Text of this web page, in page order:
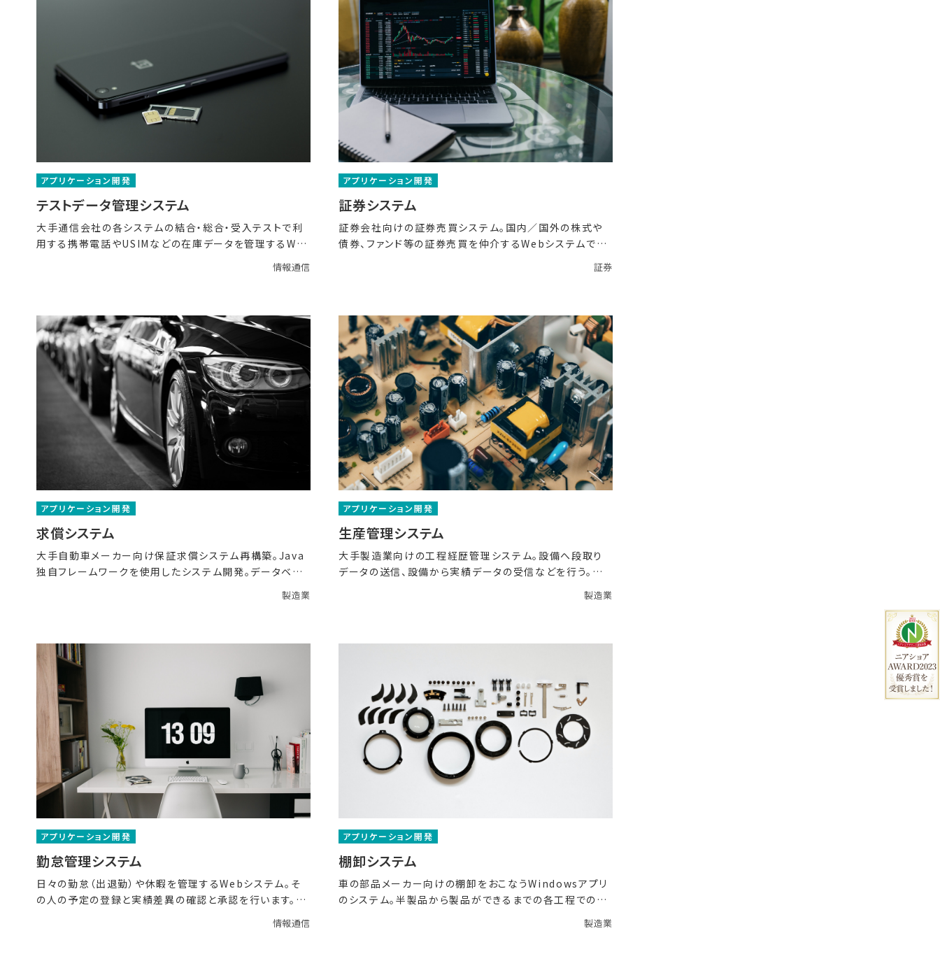
アプリケーション開発
テストデータ管理システム
大手通信会社の各システムの結合・総合・受入テストで利
用する携帯電話やUSIMなどの在庫データを管理するWe
情報通信
アプリケーション開発
証券システム
証券会社向けの証券売買システム。国内／国外の株式や
債券、ファンド等の証券売買を仲介するWebシステムです。
証券
アプリケーション開発
求償システム
大手自動車メーカー向け保証求償システム再構築。Java
独自フレームワークを使用したシステム開発。データベー
製造業
アプリケーション開発
生産管理システム
大手製造業向けの工程経歴管理システム。設備へ段取り
データの送信、設備から実績データの受信などを行う。シ
製造業
アプリケーション開発
勤怠管理システム
日々の勤怠（出退勤）や休暇を管理するWebシステム。そ
の人の予定の登録と実績差異の確認と承認を行います。ま
情報通信
アプリケーション開発
棚卸システム
車の部品メーカー向けの棚卸をおこなうWindowsアプリ
のシステム。半製品から製品ができるまでの各工程での完
製造業